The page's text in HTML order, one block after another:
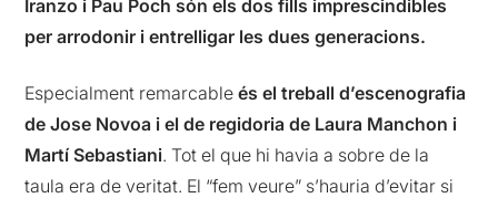
Iranzo i Pau Poch són els dos fills imprescindibles
per arrodonir i entrelligar les dues generacions.
Especialment remarcableés el treball d’escenografia
de Jose Novoa i el de regidoria de Laura Manchon i
Martí Sebastiani. Tot el que hi havia a sobre de la
taula era de veritat. El “fem veure” s’hauria d’evitar si